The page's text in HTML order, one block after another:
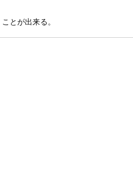
とが出来る。